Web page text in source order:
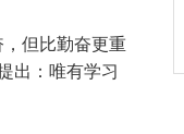
但比勤奋更重
出：唯有学习